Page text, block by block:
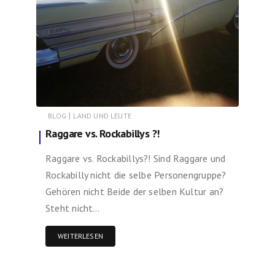
BLOG | LAND UND LEUTE
Raggare vs. Rockabillys ?!
Raggare vs. Rockabillys?! Sind Raggare und
Rockabilly nicht die selbe Personengruppe?
Gehören nicht Beide der selben Kultur an?
Steht nicht…
WEITERLESEN